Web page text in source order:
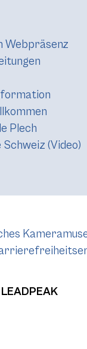
Webpräsenz
Plech
(Video)
LEADPEAK